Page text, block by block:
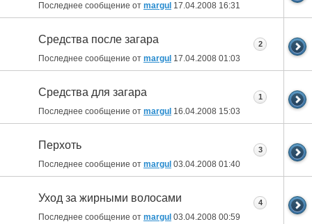
Последнее сообщение от margul 17.04.2008 16:31
Средства после загара
Последнее сообщение от margul 17.04.2008 01:03
2
Средства для загара
Последнее сообщение от margul 16.04.2008 15:03
1
Перхоть
Последнее сообщение от margul 03.04.2008 01:40
3
Уход за жирными волосами
Последнее сообщение от margul 03.04.2008 00:59
4